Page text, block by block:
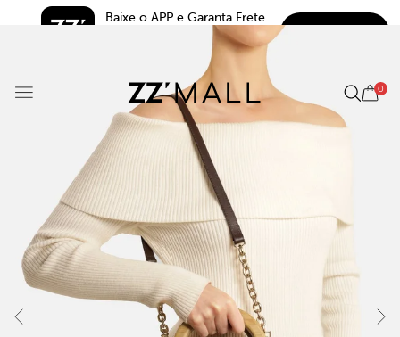
Baixe o APP e Garanta Frete
5.0
0